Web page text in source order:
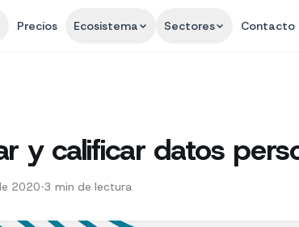
Precios Ecosistema Sectores Contacto
y calificar datos
2020•3 min de lectura